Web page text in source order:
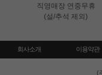
직영매장 연중무휴
(설/추석 제외)
회사소개 이용약관
(